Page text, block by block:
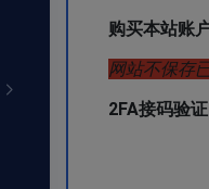
购买本站账
网站不保存
2FA接码验证
需要其